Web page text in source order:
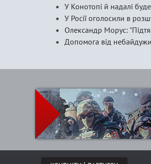
У Конотопі й надалі
У Росії оголосили в
Олександр Морус:
Допомога від